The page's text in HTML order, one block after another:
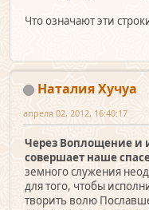
Что означают эти
Наталия Хучуа
апреля 02, 2012, 16:40:17
Через Воплощение и
совершает наше
земного служения
для того, чтобы
творить волю